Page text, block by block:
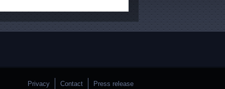
Privacy Contact Press release